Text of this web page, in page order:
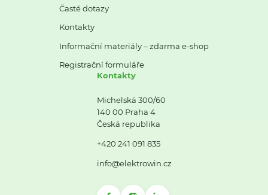
Časté dotazy
Kontakty
Informační materiály – zdarma e-shop
Registrační formuláře
Kontakty
Michelská 300/60
140 00 Praha 4
Česká republika
+420 241 091 835
info@elektrowin.cz